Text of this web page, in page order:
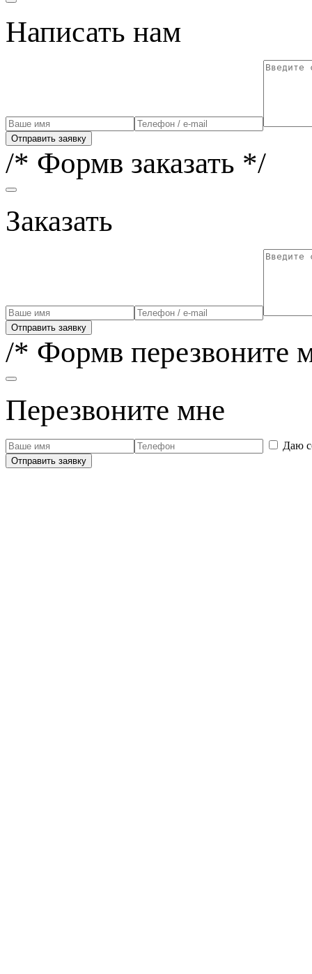
Написать нам
Отправить заявку
/* Формв заказать */
Заказать
Отправить заявку
/* Формв перезвоните
Перезвоните мне
Даю
Отправить заявку